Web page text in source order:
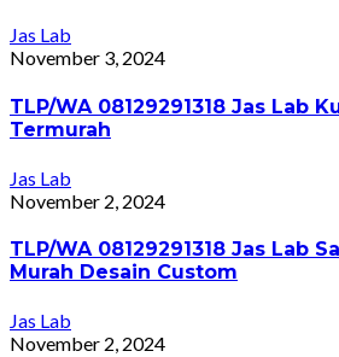
Jas Lab
November 3, 2024
TLP/WA 08129291318 Jas Lab
Termurah
Jas Lab
November 2, 2024
TLP/WA 08129291318 Jas Lab
Murah Desain Custom
Jas Lab
November 2, 2024